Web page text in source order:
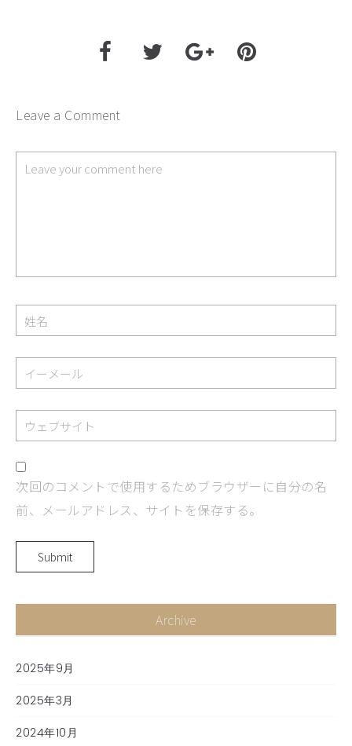
Leave a Comment
次回のコメントで使用するためブラウザーに自分の名
前、メールアドレス、サイトを保存する。
Archive
2025年9月
2025年3月
2024年10月